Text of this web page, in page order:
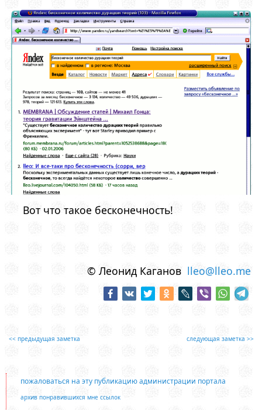
Вот что такое бесконечность!
© Леонид Каганов lleo@lleo.me
<< предыдущая заметка следующая заметка >>
пожаловаться на эту публикацию администрации портала
архив понравившихся мне ссылок